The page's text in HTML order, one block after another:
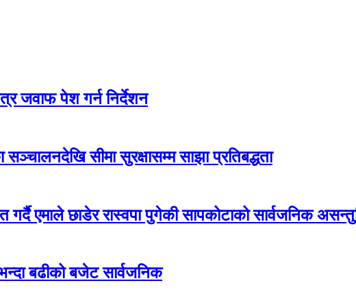
जवाफ पेश गर्न निर्देशन
सीमा सुरक्षासम्म साझा प्रतिबद्धता
गर्दै एमाले छाडेर रास्वपा पुगेकी सापकोटाको सार्वजनिक
बढीको बजेट सार्वजनिक